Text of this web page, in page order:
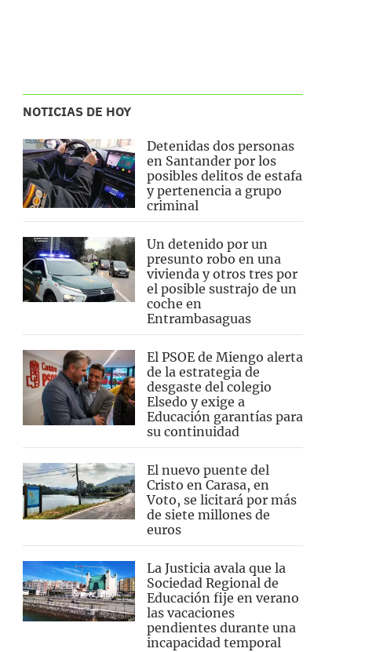
NOTICIAS DE HOY
Detenidas dos personas
en Santander por los
posibles delitos de estafa
y pertenencia a grupo
criminal
Un detenido por un
presunto robo en una
vivienda y otros tres por
el posible sustrajo de un
coche en
Entrambasaguas
El PSOE de Miengo alerta
de la estrategia de
desgaste del colegio
Elsedo y exige a
Educación garantías para
su continuidad
El nuevo puente del
Cristo en Carasa, en
Voto, se licitará por más
de siete millones de
euros
La Justicia avala que la
Sociedad Regional de
Educación fije en verano
las vacaciones
pendientes durante una
incapacidad temporal